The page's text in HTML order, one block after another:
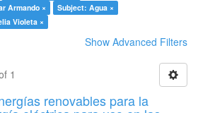
Armando ×
Subject: Agua ×
Violeta ×
Show Advanced Filters
1
renovables para la